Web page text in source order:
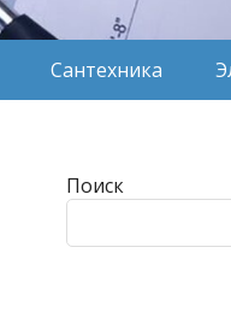
Сантехника
Поиск